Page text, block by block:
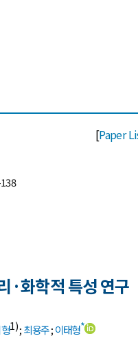
[Paper
·화학적 특성 연구
1);최용주;이태형*